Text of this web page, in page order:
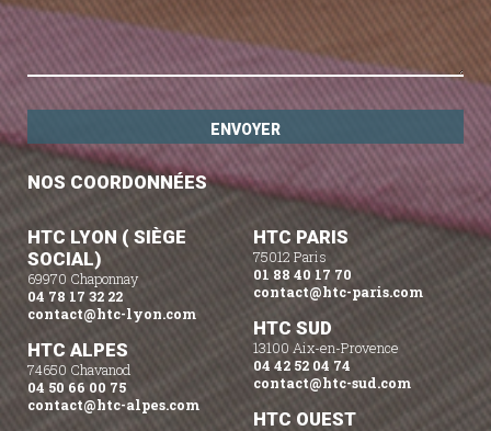
NOS COORDONNÉES
HTC LYON ( SIÈGE
SOCIAL)
69970 Chaponnay
04 78 17 32 22
contact@htc-lyon.com
HTC ALPES
74650 Chavanod
04 50 66 00 75
contact@htc-alpes.com
HTC PARIS
75012 Paris
01 88 40 17 70
contact@htc-paris.com
HTC SUD
13100 Aix-en-Provence
04 42 52 04 74
contact@htc-sud.com
HTC OUEST